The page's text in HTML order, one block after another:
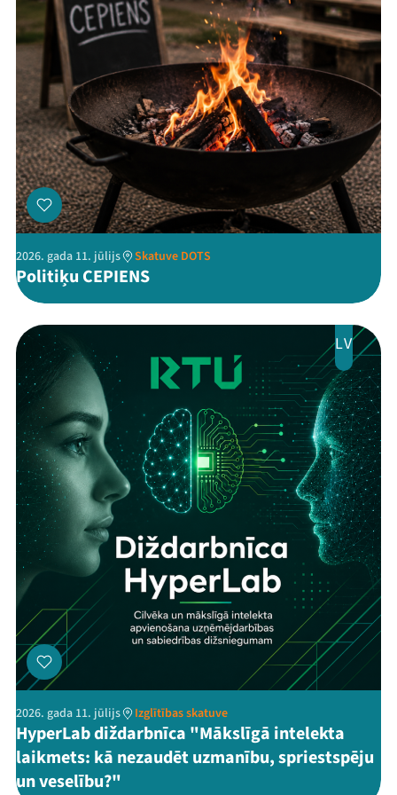
ThreadsFacebookYoutube
X Instagram
Flick TikTok
2026. gada 11. jūlijs Skatuve DOTS
Politiķu CEPIENS
LV
2026. gada 11. jūlijs Izglītības skatuve
HyperLab diždarbnīca "Mākslīgā intelekta
laikmets: kā nezaudēt uzmanību, spriestspēju
un veselību?"